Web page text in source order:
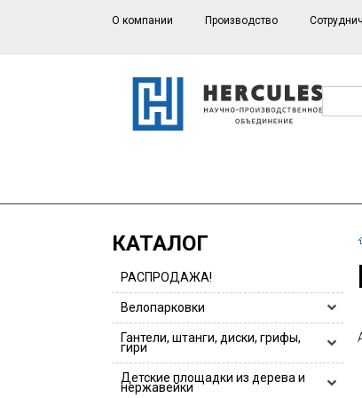
О компании Производство
КАТАЛОГ
РАСПРОДАЖА!
Велопарковки
Велопарковки HERCULES
Велопарковки для 1 или 2 велосипедов
Велопарковки из нержавейки
Гантели, штанги, диски, грифы,
гири
Гантели, гантельные ряды
Детские площадки из дерева и
нержавейки